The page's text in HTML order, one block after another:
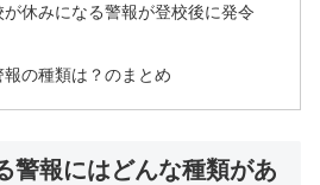
休みになる警報が登校後に発令
の種類は？のまとめ
警報にはどんな種類があ